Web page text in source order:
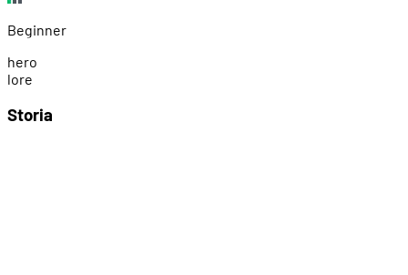
Beginner
hero
lore
Storia